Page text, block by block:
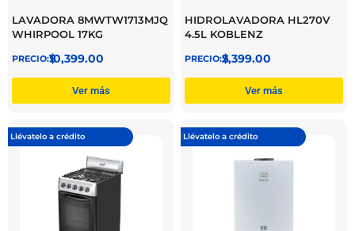
LAVADORA 8MWTW1713MJQ
WHIRPOOL 17KG
$
10,399.00
Ver más
HIDROLAVADORA HL270V
4.5L KOBLENZ
$
2,399.00
Ver más
Llévatelo a crédito Llévatelo a crédito